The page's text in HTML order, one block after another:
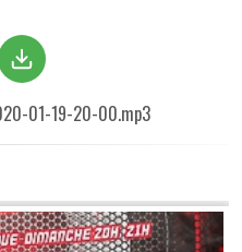
01-19-20-00.mp3